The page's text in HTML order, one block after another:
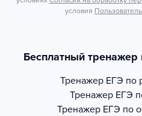
условия
Бесплатный тренажер
Тренажер ЕГЭ по
Тренажер ЕГЭ
Тренажер ЕГЭ по